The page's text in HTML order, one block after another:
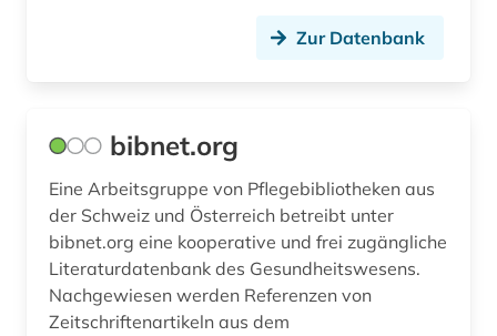
repository (1)
sexualerziehung (1)
sowjetunion (1)
sozialarbeit (2)
soziale benachteiligung (1)
Zur Datenbank
bibnet.org
Eine Arbeitsgruppe von Pflegebibliotheken aus
der Schweiz und Österreich betreibt unter
bibnet.org eine kooperative und frei zugängliche
Literaturdatenbank des Gesundheitswesens.
Nachgewiesen werden Referenzen von
Zeitschriftenartikeln aus dem